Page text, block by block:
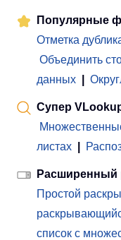
Популярные
Отметка
Объединить
данных
Супер
листах
Расширенный
Простой
список с